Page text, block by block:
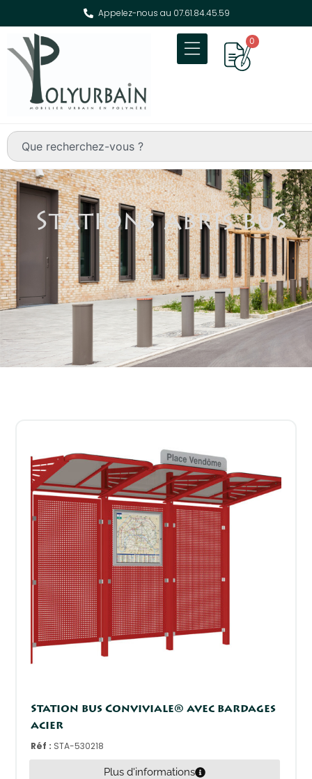
Appelez-nous au 07.61.84.45.59
0
Stations abris bus
Station bus Conviviale® avec bardages
acier
Réf : STA-530218
Plus d'informations